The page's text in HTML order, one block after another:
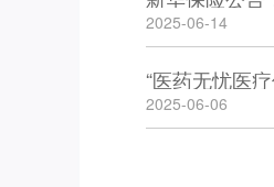
2025-06-14
“医药无忧医
2025-06-06